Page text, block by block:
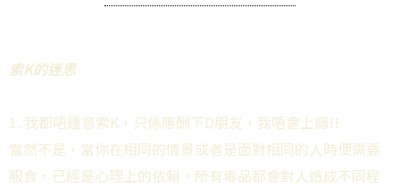
索K的迷思
1. 我都唔鍾意索K，只係應酬下D朋友，我唔會上癮!!
當然不是，當你在相同的情景或者是面對相同的人時便需要
服食，已經是心理上的依賴。所有毒品都會對人造成不同程